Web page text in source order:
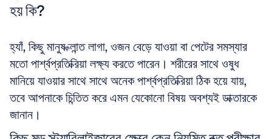
হয় কি?
হ্যাঁ, কিছু মানুষ ক্লান্ত লাগা, ওজন বেড়ে যাওয়া বা পেটের সমস্যার
মতো পার্শ্বপ্রতিক্রিয়া লক্ষ্য করতে পারেন। শরীরের সাথে ওষুধ
মানিয়ে যাওয়ার সাথে সাথে অনেক পার্শ্বপ্রতিক্রিয়া ঠিক হয়ে যায়,
তবে আপনাকে চিন্তিত করে এমন যেকোনো বিষয় অবশ্যই ডাক্তারকে
জানান।